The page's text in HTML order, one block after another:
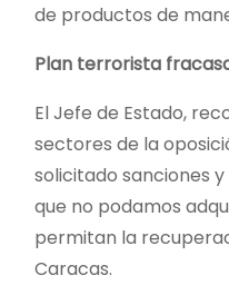
de productos de
Plan terrorista
El Jefe de Estado,
sectores de la
solicitado sanciones
que no podamos
permitan la
Caracas.